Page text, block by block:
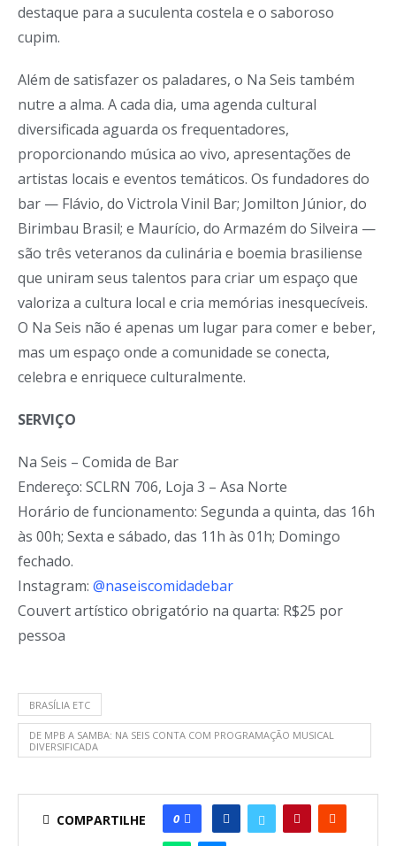
destaque para a suculenta costela e o saboroso
cupim.
Além de satisfazer os paladares, o Na Seis também
nutre a alma. A cada dia, uma agenda cultural
diversificada aguarda os frequentadores,
proporcionando música ao vivo, apresentações de
artistas locais e eventos temáticos. Os fundadores do
bar — Flávio, do Victrola Vinil Bar; Jomilton Júnior, do
Birimbau Brasil; e Maurício, do Armazém do Silveira —
são três veteranos da culinária e boemia brasiliense
que uniram seus talentos para criar um espaço que
valoriza a cultura local e cria memórias inesquecíveis.
O Na Seis não é apenas um lugar para comer e beber,
mas um espaço onde a comunidade se conecta,
celebra e enriquece culturalmente.
SERVIÇO
Na Seis – Comida de Bar
Endereço: SCLRN 706, Loja 3 – Asa Norte
Horário de funcionamento: Segunda a quinta, das 16h
às 00h; Sexta e sábado, das 11h às 01h; Domingo
fechado.
Instagram: @naseiscomidadebar
Couvert artístico obrigatório na quarta: R$25 por
pessoa
BRASÍLIA ETC
DE MPB A SAMBA: NA SEIS CONTA COM PROGRAMAÇÃO MUSICAL
DIVERSIFICADA
COMPARTILHE 0